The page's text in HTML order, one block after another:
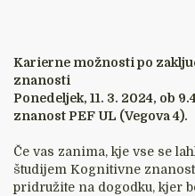
Karierne možnosti po
znanosti
Ponedeljek, 11. 3. 2024, ob
znanost PEF UL (Vegova 4).
Če vas zanima, kje vse se
študijem Kognitivne
pridružite na dogodku, kjer